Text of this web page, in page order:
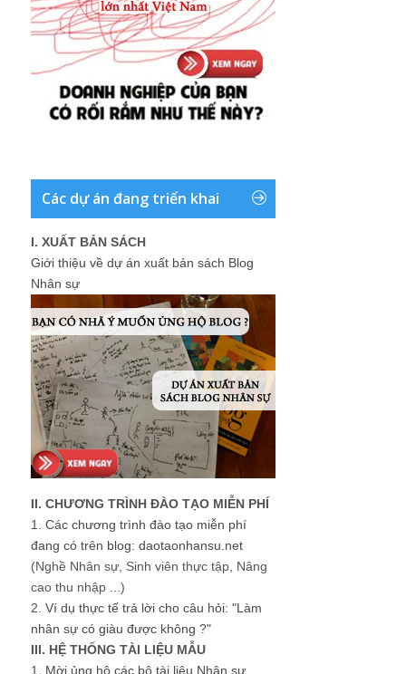
Các dự án đang triển khai
I. XUẤT BẢN SÁCH
Giới thiệu về dự án xuất bản sách Blog
Nhân sự
II. CHƯƠNG TRÌNH ĐÀO TẠO MIỄN PHÍ
1. Các chương trình đào tạo miễn phí
đang có trên blog: daotaonhansu.net
(Nghề Nhân sự, Sinh viên thực tập, Nâng
cao thu nhập ...)
2. Ví dụ thực tế trả lời cho câu hỏi: "Làm
nhân sự có giàu được không ?"
III. HỆ THỐNG TÀI LIỆU MẪU
1. Mời ủng hộ các bộ tài liệu Nhân sự